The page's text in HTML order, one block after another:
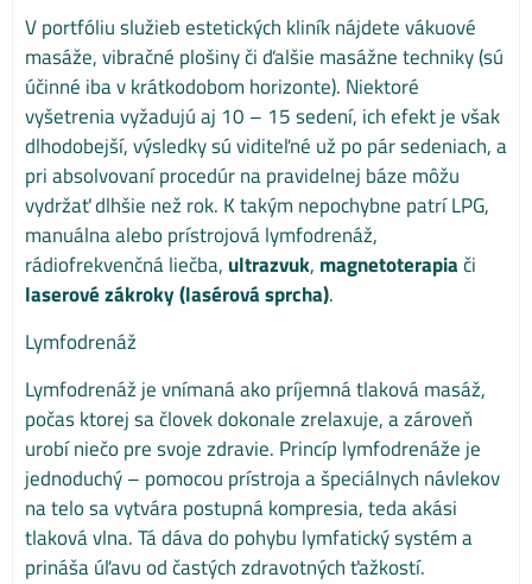
V portfóliu služieb estetických kliník nájdete vákuové
masáže, vibračné plošiny či ďalšie masážne techniky (sú
účinné iba v krátkodobom horizonte). Niektoré
vyšetrenia vyžadujú aj 10 – 15 sedení, ich efekt je však
dlhodobejší, výsledky sú viditeľné už po pár sedeniach, a
pri absolvovaní procedúr na pravidelnej báze môžu
vydržať dlhšie než rok. K takým nepochybne patrí LPG,
manuálna alebo prístrojová lymfodrenáž,
rádiofrekvenčná liečba, ultrazvuk, magnetoterapiači
laserové zákroky (lasérová sprcha).
Lymfodrenáž
Lymfodrenáž je vnímaná ako príjemná tlaková masáž,
počas ktorej sa človek dokonale zrelaxuje, a zároveň
urobí niečo pre svoje zdravie. Princíp lymfodrenáže je
jednoduchý – pomocou prístroja a špeciálnych návlekov
na telo sa vytvára postupná kompresia, teda akási
tlaková vlna. Tá dáva do pohybu lymfatický systém a
prináša úľavu od častých zdravotných ťažkostí.